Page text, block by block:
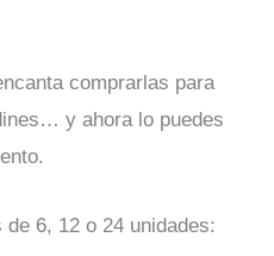
comprarlas para
y ahora lo puedes
6, 12 o 24 unidades: